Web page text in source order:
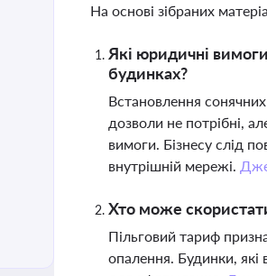
На основі зібраних
Які юридичні
будинках?
Встановлення
дозволи не потрібні,
вимоги. Бізнесу слід
внутрішній мережі.
Хто може
Пільговий тариф
опалення. Будинки, які